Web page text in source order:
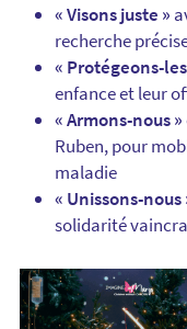
« Visons juste »
recherche
« Protégeons-
enfance et leur
« Armons-nous »
Ruben, pour
maladie
« Unissons-nous
solidarité